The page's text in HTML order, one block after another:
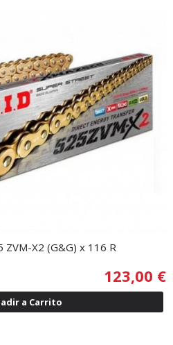
ZVM-X2 (G&G) x 116 R
123,00 €
a Carrito